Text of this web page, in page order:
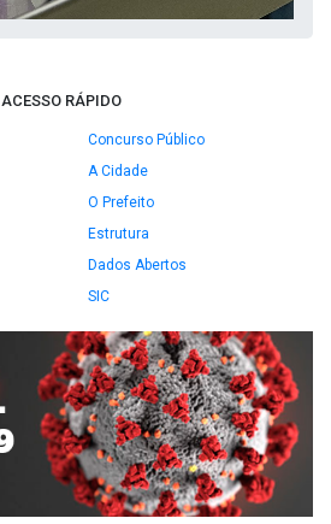
ACESSO RÁPIDO
Concurso Público
A Cidade
O Prefeito
Estrutura
Dados Abertos
SIC